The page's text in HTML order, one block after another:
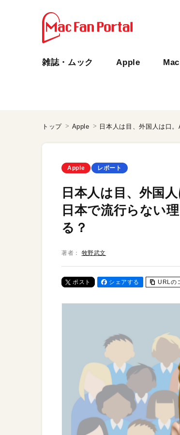
雑誌・ムック Apple Mac
トップ Apple
Apple レポート
日本人は目、外国
日本で流行らない
る？
著者： 牧野武文
ポスト シェアする URLの